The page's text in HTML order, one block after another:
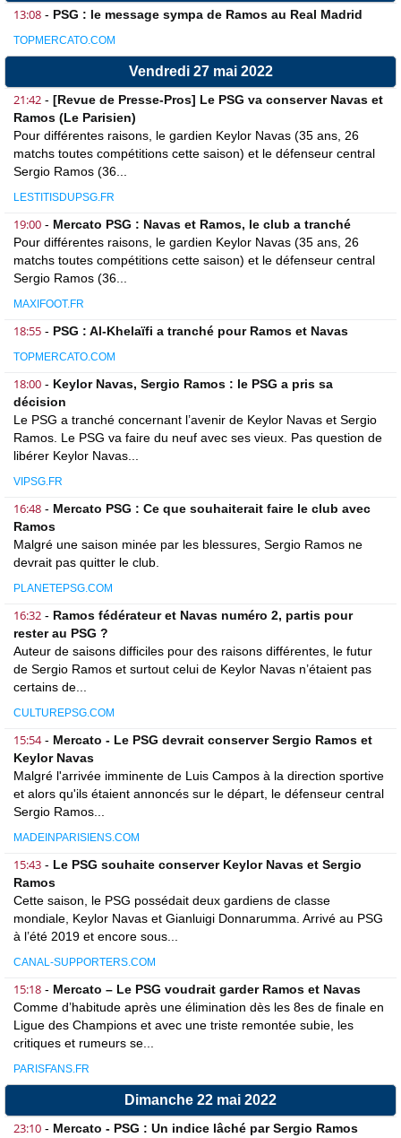
13:08 - PSG : le message sympa de Ramos au Real Madrid
TOPMERCATO.COM
Vendredi 27 mai 2022
21:42 - [Revue de Presse-Pros] Le PSG va conserver Navas et
Ramos (Le Parisien)
Pour différentes raisons, le gardien Keylor Navas (35 ans, 26
matchs toutes compétitions cette saison) et le défenseur central
Sergio Ramos (36...
LESTITISDUPSG.FR
19:00 - Mercato PSG : Navas et Ramos, le club a tranché
Pour différentes raisons, le gardien Keylor Navas (35 ans, 26
matchs toutes compétitions cette saison) et le défenseur central
Sergio Ramos (36...
MAXIFOOT.FR
18:55 - PSG : Al-Khelaïfi a tranché pour Ramos et Navas
TOPMERCATO.COM
18:00 - Keylor Navas, Sergio Ramos : le PSG a pris sa
décision
Le PSG a tranché concernant l’avenir de Keylor Navas et Sergio
Ramos. Le PSG va faire du neuf avec ses vieux. Pas question de
libérer Keylor Navas...
VIPSG.FR
16:48 - Mercato PSG : Ce que souhaiterait faire le club avec
Ramos
Malgré une saison minée par les blessures, Sergio Ramos ne
devrait pas quitter le club.
PLANETEPSG.COM
16:32 - Ramos fédérateur et Navas numéro 2, partis pour
rester au PSG ?
Auteur de saisons difficiles pour des raisons différentes, le futur
de Sergio Ramos et surtout celui de Keylor Navas n’étaient pas
certains de...
CULTUREPSG.COM
15:54- Mercato - Le PSG devrait conserver Sergio Ramos et
Keylor Navas
Malgré l'arrivée imminente de Luis Campos à la direction sportive
et alors qu'ils étaient annoncés sur le départ, le défenseur central
Sergio Ramos...
MADEINPARISIENS.COM
15:43 - Le PSG souhaite conserver Keylor Navas et Sergio
Ramos
Cette saison, le PSG possédait deux gardiens de classe
mondiale, Keylor Navas et Gianluigi Donnarumma. Arrivé au PSG
à l’été 2019 et encore sous...
CANAL-SUPPORTERS.COM
15:18 - Mercato – Le PSG voudrait garder Ramos et Navas
Comme d’habitude après une élimination dès les 8es de finale en
Ligue des Champions et avec une triste remontée subie, les
critiques et rumeurs se...
PARISFANS.FR
Dimanche 22 mai 2022
23:10 - Mercato - PSG : Un indice lâché par Sergio Ramos